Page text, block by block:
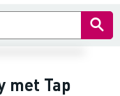
met Tap